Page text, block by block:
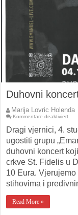
Duhovni
Marija Lovric Holenda
Kommentare deaktiviertfür
Dragi vjernici, 4.
ugostiti grupu
duhovni koncert
crkve St. Fidelis u
10 Eura.
stihovima i
Read More »